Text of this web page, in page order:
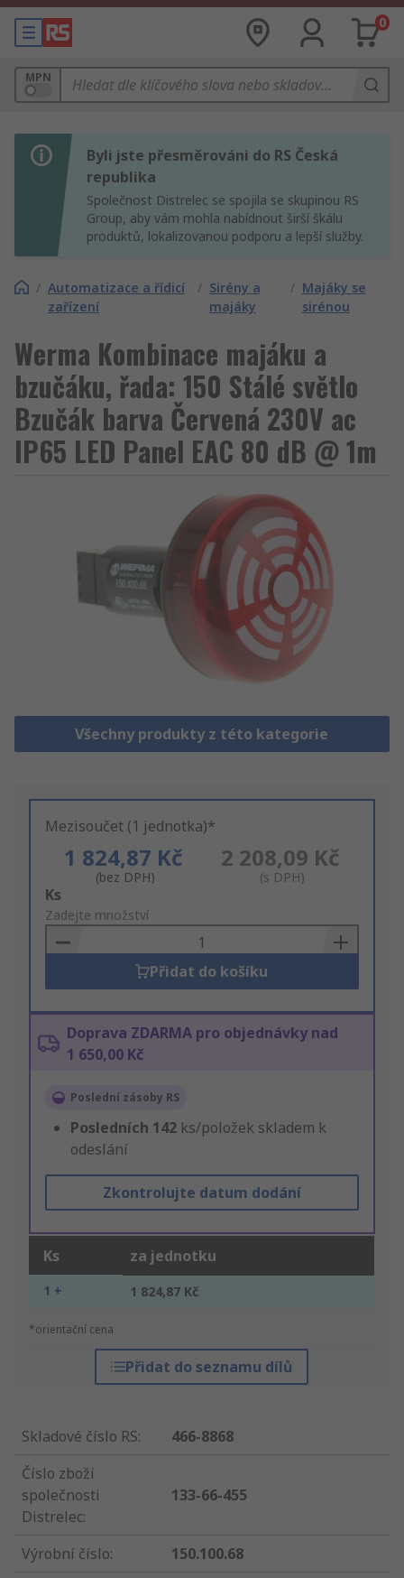
0
MPN
Byli jste přesměrováni do RS Česká
republika
Společnost Distrelec se spojila se skupinou RS
Group, aby vám mohla nabídnout širší škálu
produktů, lokalizovanou podporu a lepší služby.
/ Automatizace a řídicí
zařízení
/ Sirény a
majáky
/ Majáky se
sirénou
Werma Kombinace majáku a
bzučáku, řada: 150 Stálé světlo
Bzučák barva Červená 230V ac
IP65 LED Panel EAC 80 dB @ 1m
Všechny produkty z této kategorie
Mezisoučet (1 jednotka)*
1 824,87 Kč
(bez DPH)
2 208,09 Kč
(s DPH)
Add
to
Basket
Ks
Zadejte množství
Přidat do košíku
Doprava ZDARMA pro objednávky nad
1 650,00 Kč
Poslední zásoby RS
Posledních 142 ks/položek skladem k
odeslání
Zkontrolujte datum dodání
Ks za jednotku
1 + 1 824,87 Kč
*orientační cena
Přidat do seznamu dílů
Skladové číslo RS:
466-8868
Číslo zboží
společnosti
Distrelec:
133-66-455
Výrobní číslo:
150.100.68